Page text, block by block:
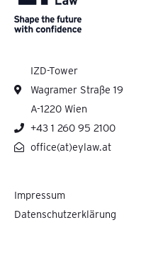
IZD-Tower
Wagramer Straße 19
A-1220 Wien
+43 1 260 95 2100
office(at)eylaw.at
Impressum
Datenschutzerklärung